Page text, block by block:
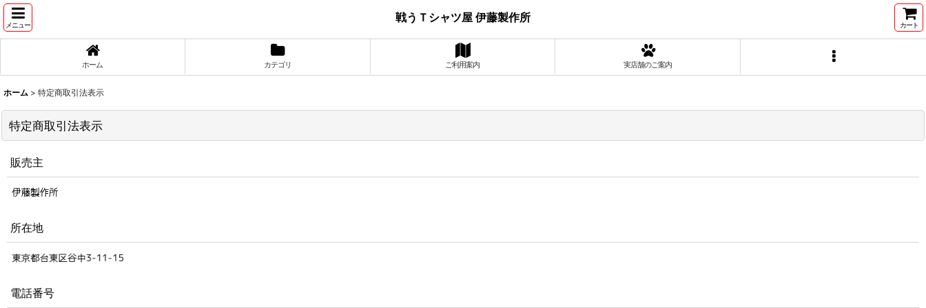
メニュー
戦うＴシャツ屋 伊藤製作所
カート
ホーム カテゴリ ご利用案内 実店舗のご案内
ホーム > 特定商取引法表示
特定商取引法表示
販売主
所在地
電話番号